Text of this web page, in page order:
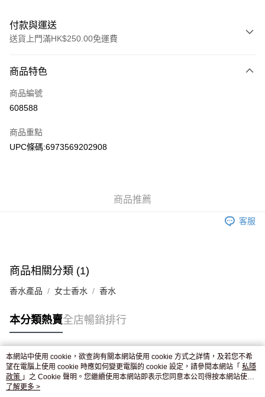
付款與運送
送貨上門滿HK$250.00免運費
信用卡
Apple Pay
WeChat Pay
JD京東物流，訂單確認發貨後2-4個工作天送達
商品特色
商品編號
608588
商品重點
UPC條碼:6973569202908
商品推薦
客服
商品相關分類 (1)
香水產品 女士香水 香水
本分類熱賣全店暢銷排行
熱門標籤
熱銷排行
本網站中使用 cookie，欲查詢有關本網站使用 cookie 方式之詳情，及若您不希
望在電腦上使用 cookie 時應如何變更電腦的 cookie 設定，請參閱本網站「 私隱
政策 」之 Cookie 聲明。您繼續使用本網站即表示您同意本公司得按本網站使用
條款之 Cookie 聲明使用 cookie。
了解更多 >